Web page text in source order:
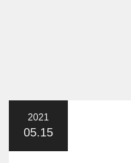
2021
05.15